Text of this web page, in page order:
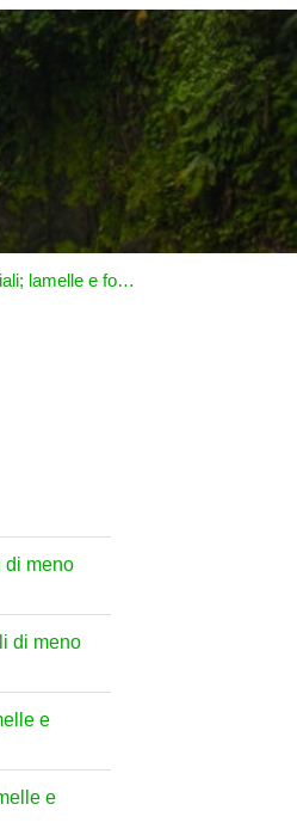
tessili sintetiche o artificiali
di meno
di meno
e
e